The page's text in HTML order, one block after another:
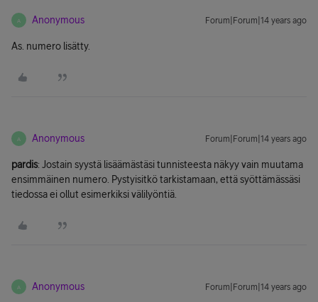
A Anonymous Forum|Forum|14 years ago
As. numero lisätty.
A Anonymous Forum|Forum|14 years ago
pardis: Jostain syystä lisäämästäsi tunnisteesta näkyy vain muutama
ensimmäinen numero. Pystyisitkö tarkistamaan, että syöttämässäsi
tiedossa ei ollut esimerkiksi välilyöntiä.
A Anonymous Forum|Forum|14 years ago